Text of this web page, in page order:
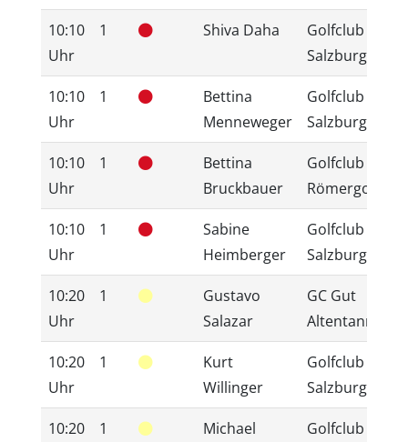
10:10
Uhr
1 Shiva Daha
Golfclub
Salzburg
10:10
Uhr
1
Bettina
Menneweger
Golfclub
Salzburg
10:10
Uhr
1
Bettina
Bruckbauer
Golfclub
Römergolf
10:10
Uhr
1
Sabine
Heimberger
Golfclub
Salzburg
10:20
Uhr
1
Gustavo
Salazar
GC Gut
Altentann
10:20
Uhr
1
Kurt
Willinger
Golfclub
Salzburg
10:20
1
Michael
Golfclub